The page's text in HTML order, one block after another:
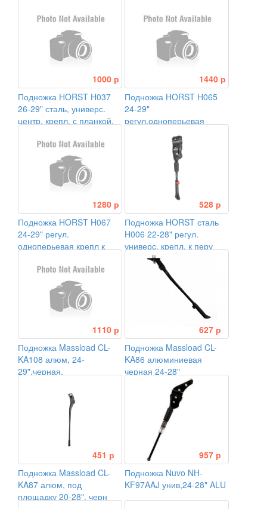
1000 р
Подножка HORST H037
26-29" сталь, универс.
центр. крепл. с планкой,
1440 р
Подножка HORST H065
24-29"
регул.одноперьевая
крепл к заднему перу на
штат. места рамы
1280 р
Подножка HORST H067
24-29" регул.
одноперьевая крепл к
на штат. места рамы,
528 р
Подножка HORST сталь
H006 22-28" регул.
универс. крепл. к перу
черная
1110 р
Подножка Massload CL-
KA108 алюм, 24-
29",черная.
627 р
Подножка Massload CL-
KA86 алюминиевая
черная 24-28"
451 р
Подножка Massload CL-
KA87 алюм, под
площадку 20-28", черн
957 р
Подножка Nuvo NH-
KF97AAJ унив,24-28" ALU